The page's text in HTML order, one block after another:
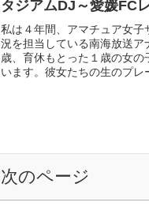
タジアムDJ～愛媛FC
私は４年間、アマチュア女
況を担当している南海放送ア
歳、育休もとった１歳の女
います。彼女たちの生のプ
次のページ